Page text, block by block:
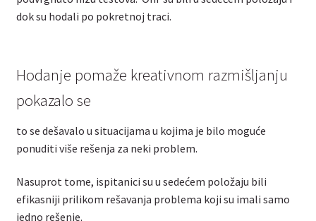
dok su hodali po pokretnoj traci.
Hodanje pomaže kreativnom razmišljanju
pokazalo se
to se dešavalo u situacijama u kojima je bilo moguće
ponuditi više rešenja za neki problem.
Nasuprot tome, ispitanici su u sedećem položaju bili
efikasniji prilikom rešavanja problema koji su imali samo
jedno rešenje.